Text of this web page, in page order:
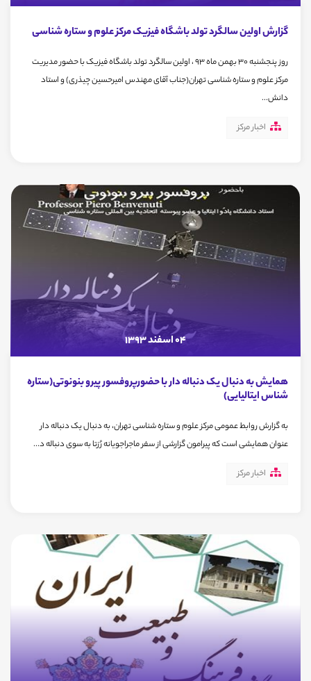
گزارش اولین سالگرد تولد باشگاه فیزیک مرکز علوم و ستاره شناسی
روز پنجشنبه 30 بهمن ماه 93 ، اولین سالگرد تولد باشگاه فیزیک با حضور مدیریت
مرکز علوم و ستاره شناسی تهران(جناب آقای مهندس امیرحسین چیذری) و استاد
دانش...
اخبار مرکز
04 اسفند 1393
همایش به دنبال یک دنباله دار با حضورپروفسور پیرو بنونوتی(ستاره
شناس ایتالیایی)
به گزارش روابط عمومی مرکز علوم و ستاره شناسی تهران، به دنبال یک دنباله دار
عنوان همایشی است که پیرامون گزارشی از سفر ماجراجویانه رُزتا به سوی دنباله د...
اخبار مرکز